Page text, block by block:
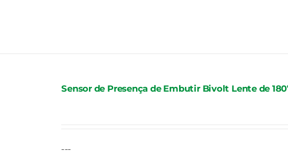
Sensor de Presença de Embutir Bivolt Lente de
---